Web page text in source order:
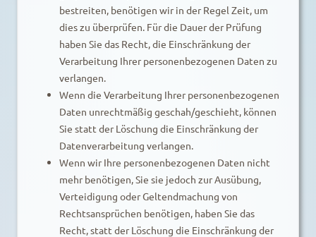
bestreiten, benötigen wir in der Regel Zeit, um
dies zu überprüfen. Für die Dauer der Prüfung
haben Sie das Recht, die Einschränkung der
Verarbeitung Ihrer personenbezogenen Daten zu
verlangen.
Wenn die Verarbeitung Ihrer personenbezogenen
Daten unrechtmäßig geschah/geschieht, können
Sie statt der Löschung die Einschränkung der
Datenverarbeitung verlangen.
Wenn wir Ihre personenbezogenen Daten nicht
mehr benötigen, Sie sie jedoch zur Ausübung,
Verteidigung oder Geltendmachung von
Rechtsansprüchen benötigen, haben Sie das
Recht, statt der Löschung die Einschränkung der